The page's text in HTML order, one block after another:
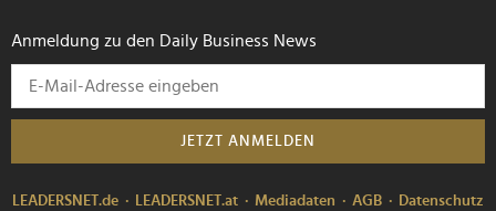
Anmeldung zu den Daily Business News
JETZT ANMELDEN
LEADERSNET.de LEADERSNET.at Mediadaten AGB
Datenschutz